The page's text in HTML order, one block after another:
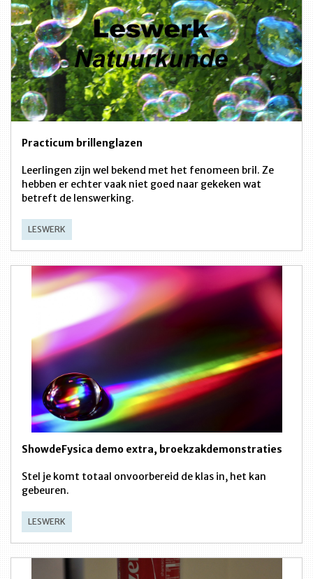
Practicum brillenglazen
Leerlingen zijn wel bekend met het fenomeen bril. Ze
hebben er echter vaak niet goed naar gekeken wat
betreft de lenswerking.
LESWERK
ShowdeFysica demo extra, broekzakdemonstraties
Stel je komt totaal onvoorbereid de klas in, het kan
gebeuren.
LESWERK